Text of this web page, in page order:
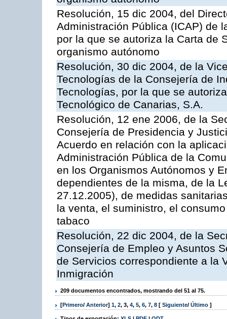
Resolución, 15 dic 2004, del
Administración Pública (ICAP) de
por la que se autoriza la Carta de
organismo autónomo
Resolución, 30 dic 2004, de la
Tecnologías de la Consejería de
Tecnologías, por la que se
Tecnológico de Canarias, S.A.
Resolución, 12 ene 2006, de la
Consejería de Presidencia y
Acuerdo en relación con la
Administración Pública de la
en los Organismos Autónomos y
dependientes de la misma, de la
27.12.2005), de medidas
la venta, el suministro, el
tabaco
Resolución, 22 dic 2004, de la
Consejería de Empleo y Asuntos
de Servicios correspondiente a la
Inmigración
209 documentos encontrados, mostrando del 51 al 75.
[Primero/ Anterior] 1, 2, 3, 4, 5, 6, 7, 8 [ Siguiente/ Último ]